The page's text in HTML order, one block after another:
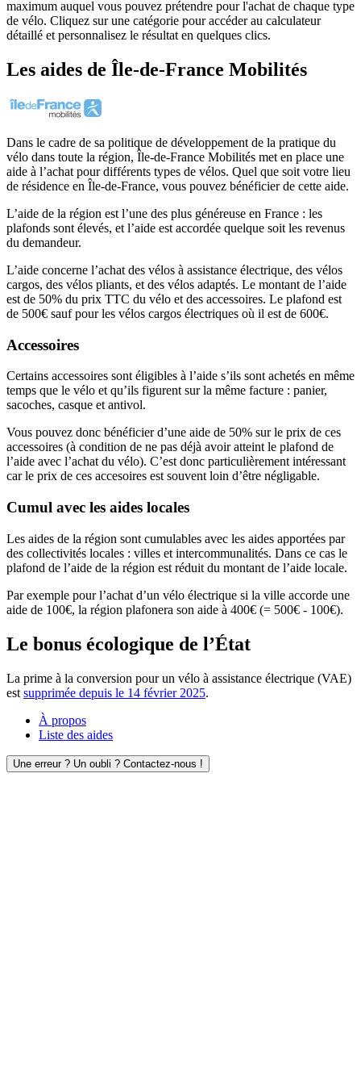
maximum auquel vous pouvez prétendre pour l'achat de chaque type
de vélo. Cliquez sur une catégorie pour accéder au calculateur
détaillé et personnalisez le résultat en quelques clics.
Les aides de Île-de-France Mobilités
Dans le cadre de sa politique de développement de la pratique du
vélo dans toute la région, Île-de-France Mobilités met en place une
aide à l’achat pour différents types de vélos. Quel que soit votre lieu
de résidence en Île-de-France, vous pouvez bénéficier de cette aide.
L’aide de la région est l’une des plus généreuse en France : les
plafonds sont élevés, et l’aide est accordée quelque soit les revenus
du demandeur.
L’aide concerne l’achat des vélos à assistance électrique, des vélos
cargos, des vélos pliants, et des vélos adaptés. Le montant de l’aide
est de 50% du prix TTC du vélo et des accessoires. Le plafond est
de 500€ sauf pour les vélos cargos électriques où il est de 600€.
Accessoires
Certains accessoires sont éligibles à l’aide s’ils sont achetés en même
temps que le vélo et qu’ils figurent sur la même facture : panier,
sacoches, casque et antivol.
Vous pouvez donc bénéficier d’une aide de 50% sur le prix de ces
accessoires (à condition de ne pas déjà avoir atteint le plafond de
l’aide avec l’achat du vélo). C’est donc particulièrement intéressant
car le prix de ces accesoires est souvent loin d’être négligable.
Cumul avec les aides locales
Les aides de la région sont cumulables avec les aides apportées par
des collectivités locales : villes et intercommunalités. Dans ce cas le
plafond de l’aide de la région est réduit du montant de l’aide locale.
Par exemple pour l’achat d’un vélo électrique si la ville accorde une
aide de 100€, la région plafonera son aide à 400€ (= 500€ - 100€).
Le bonus écologique de l’État
La prime à la conversion pour un vélo à assistance électrique (VAE)
est supprimée depuis le 14 février 2025.
À propos
Liste des aides
Une erreur ? Un oubli ? Contactez-nous !